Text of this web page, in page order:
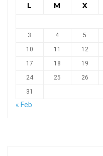
L M X
3
4 5
10
11 12
17
18 19
24
25 26
31
« Feb